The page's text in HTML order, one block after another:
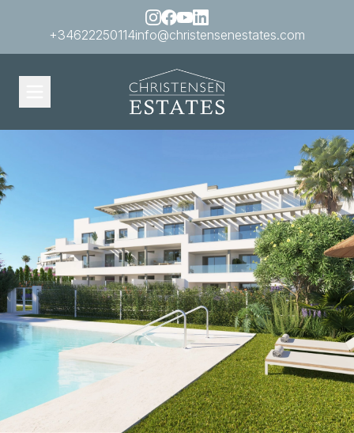
+34622250114info@christensenestates.com